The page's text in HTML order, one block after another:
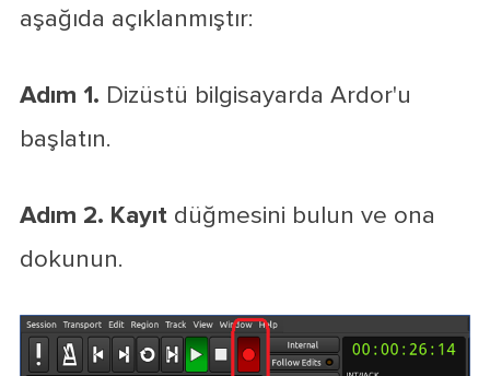
aşağıda açıklanmıştır:
Adım 1. Dizüstü bilgisayarda Ardor'u
başlatın.
Adım 2. Kayıtdüğmesini bulun ve ona
dokunun.